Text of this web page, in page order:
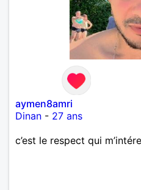
aymen8amri
Dinan - 27 ans
c’est le respect qui